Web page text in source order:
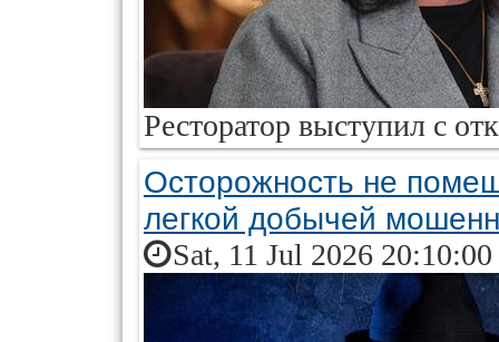
Ресторатор выступил с
Осторожность не
легкой добычей
Sat, 11 Jul 2026